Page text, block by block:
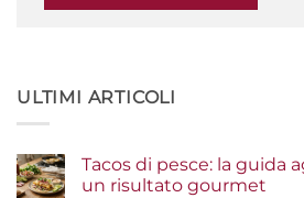
ULTIMI ARTICOLI
Tacos di pesce: la guida
un risultato gourmet